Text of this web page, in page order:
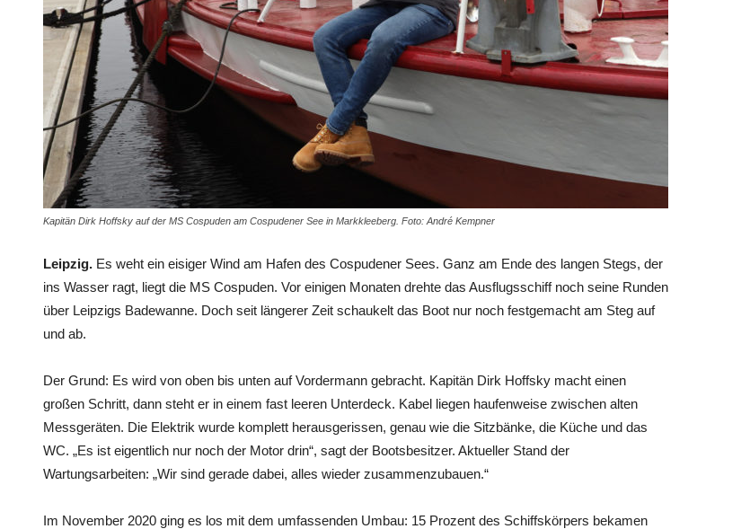
Kapitän Dirk Hoffsky auf der MS Cospuden am Cospudener See in Markkleeberg. Foto: André Kempner
Leipzig. Es weht ein eisiger Wind am Hafen des Cospudener Sees. Ganz am Ende des langen Stegs, der
ins Wasser ragt, liegt die MS Cospuden. Vor einigen Monaten drehte das Ausflugsschiff noch seine Runden
über Leipzigs Badewanne. Doch seit längerer Zeit schaukelt das Boot nur noch festgemacht am Steg auf
und ab.
Der Grund: Es wird von oben bis unten auf Vordermann gebracht. Kapitän Dirk Hoffsky macht einen
großen Schritt, dann steht er in einem fast leeren Unterdeck. Kabel liegen haufenweise zwischen alten
Messgeräten. Die Elektrik wurde komplett herausgerissen, genau wie die Sitzbänke, die Küche und das
WC. „Es ist eigentlich nur noch der Motor drin“, sagt der Bootsbesitzer. Aktueller Stand der
Wartungsarbeiten: „Wir sind gerade dabei, alles wieder zusammenzubauen.“
Im November 2020 ging es los mit dem umfassenden Umbau: 15 Prozent des Schiffskörpers bekamen